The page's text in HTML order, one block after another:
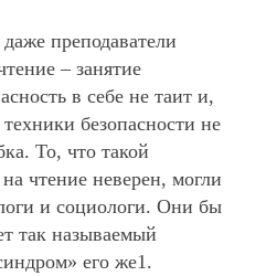
преподаватели
– занятие
в себе не таит и,
безопасности не
То, что такой
чтение неверен, могли
и социологи. Они бы
так называемый
его же1.